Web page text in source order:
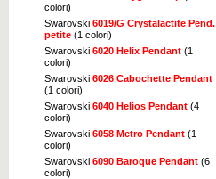
colori)
Swarovski 6019/G Crystalactite Pend.
petite (1 colori)
Swarovski 6020 Helix Pendant (1
colori)
Swarovski 6026 Cabochette Pendant
(1 colori)
Swarovski 6040 Helios Pendant (4
colori)
Swarovski 6058 Metro Pendant (1
colori)
Swarovski 6090 Baroque Pendant (6
colori)